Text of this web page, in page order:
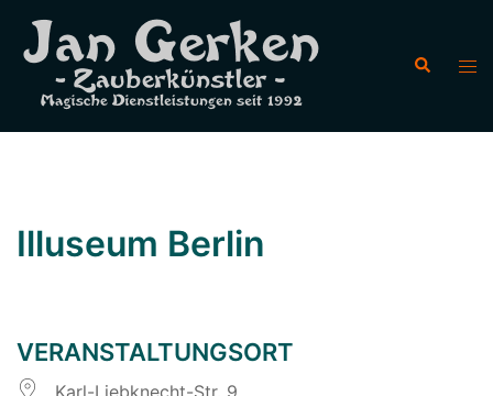
Inhalt
springen
Suche
Illuseum Berlin
VERANSTALTUNGSORT